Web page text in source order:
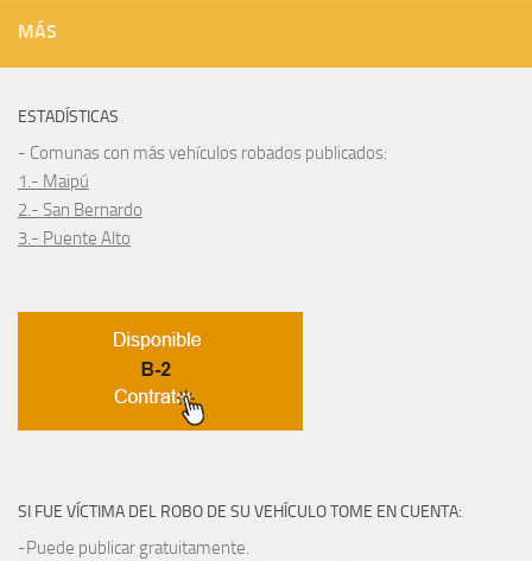
MÁS
ESTADÍSTICAS
- Comunas con más vehículos robados publicados:
1.- Maipú
2.- San Bernardo
3.- Puente Alto
SI FUE VÍCTIMA DEL ROBO DE SU VEHÍCULO TOME EN CUENTA:
-Puede publicar gratuitamente.